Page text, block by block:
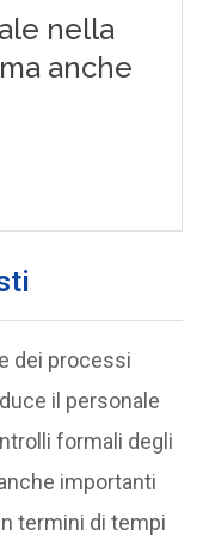
dei processi
il personale
formali degli
importanti
termini di tempi